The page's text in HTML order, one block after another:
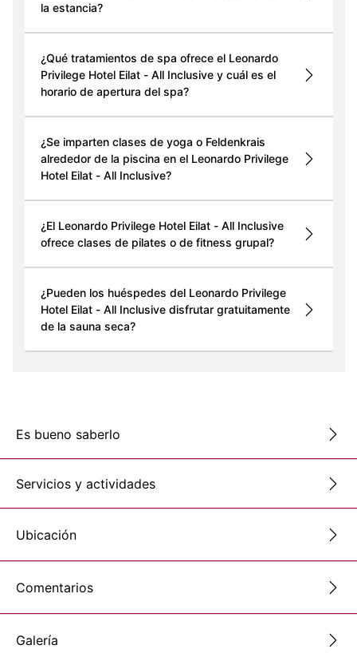
la estancia?
¿Qué tratamientos de spa ofrece el Leonardo
Privilege Hotel Eilat - All Inclusive y cuál es el
horario de apertura del spa?
¿Se imparten clases de yoga o Feldenkrais
alrededor de la piscina en el Leonardo Privilege
Hotel Eilat - All Inclusive?
¿El Leonardo Privilege Hotel Eilat - All Inclusive
ofrece clases de pilates o de fitness grupal?
¿Pueden los huéspedes del Leonardo Privilege
Hotel Eilat - All Inclusive disfrutar gratuitamente
de la sauna seca?
Es bueno saberlo
Servicios y actividades
Ubicación
Comentarios
Galería